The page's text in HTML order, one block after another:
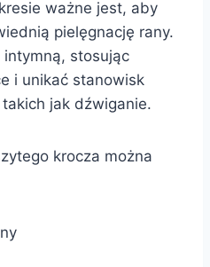
ważne jest, aby
pielęgnację rany.
stosując
i unikać stanowisk
jak dźwiganie.
krocza można